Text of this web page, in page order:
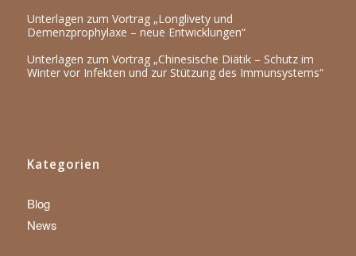
Unterlagen zum Vortrag „Longlivety und
Demenzprophylaxe – neue Entwicklungen“
Unterlagen zum Vortrag „Chinesische Diätik – Schutz im
Winter vor Infekten und zur Stützung des Immunsystems“
Kategorien
Blog
News